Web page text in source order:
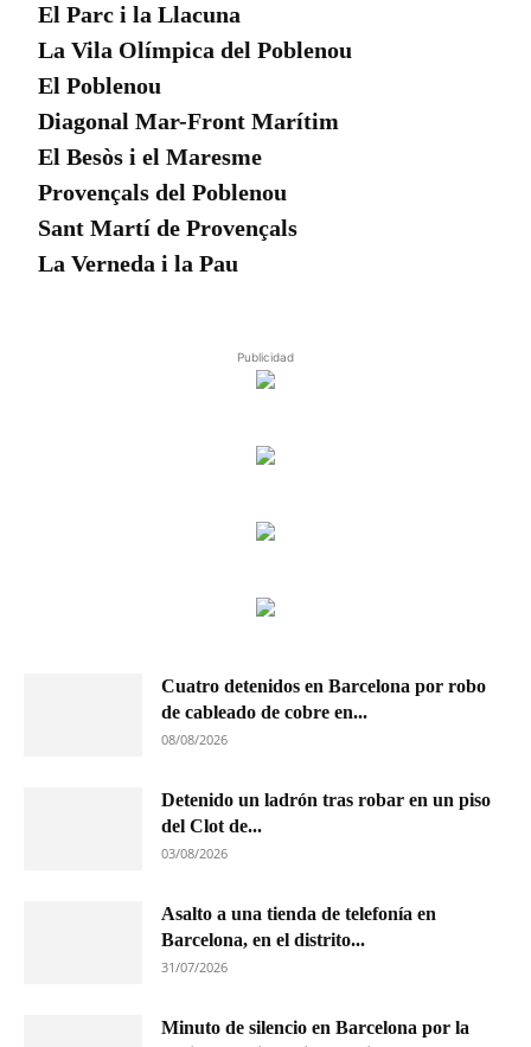
El Parc i la Llacuna
La Vila Olímpica del Poblenou
El Poblenou
Diagonal Mar-Front Marítim
El Besòs i el Maresme
Provençals del Poblenou
Sant Martí de Provençals
La Verneda i la Pau
Publicidad
Cuatro detenidos en Barcelona por robo
de cableado de cobre en...
08/08/2026
Detenido un ladrón tras robar en un piso
del Clot de...
03/08/2026
Asalto a una tienda de telefonía en
Barcelona, en el distrito...
31/07/2026
Minuto de silencio en Barcelona por la